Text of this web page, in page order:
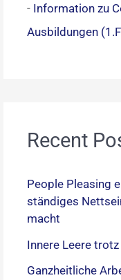
a
c
- Information zu
Ausbildungen
Recent
People Pleasing
ständiges
macht
Innere Leere
Ganzheitliche